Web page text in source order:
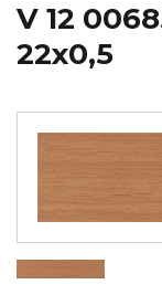
V 12
22x0,5